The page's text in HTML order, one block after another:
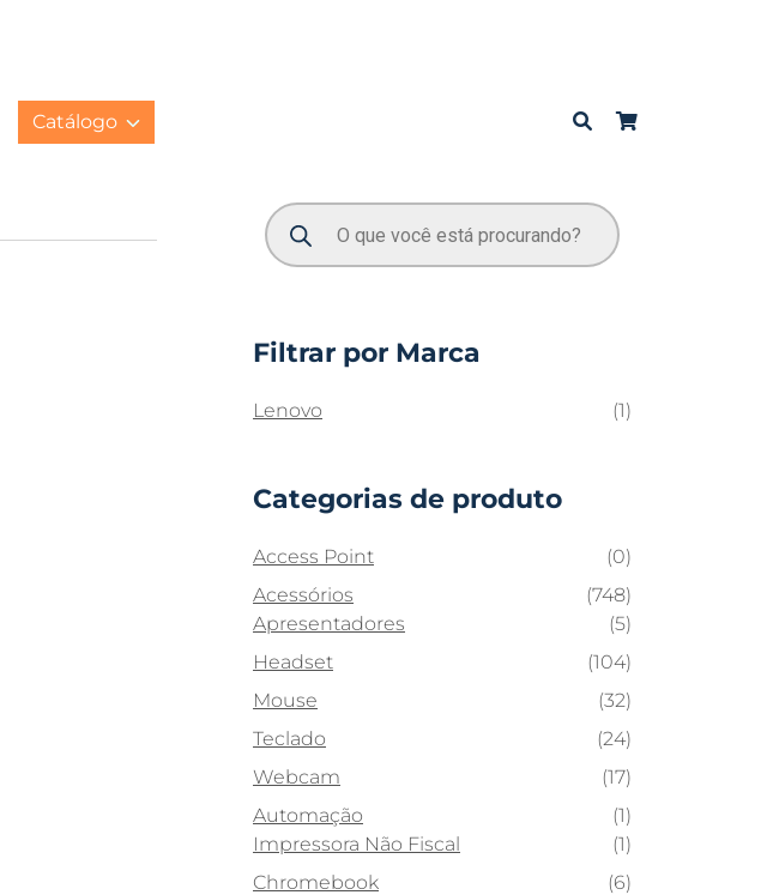
Catálogo
Filtrar por Marca
Lenovo (1)
Categorias de produto
Access Point
(0)
Acessórios
(748)
Apresentadores
(5)
Headset
(104)
Mouse
(32)
Teclado
(24)
Webcam
(17)
Automação
(1)
Impressora Não Fiscal
(1)
Chromebook
(6)